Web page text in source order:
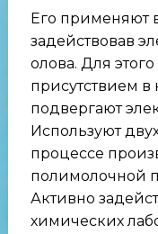
Его применяют
задействовав
олова. Для
присутствием
подвергают
Используют
процессе
полимолочной
Активно
химических